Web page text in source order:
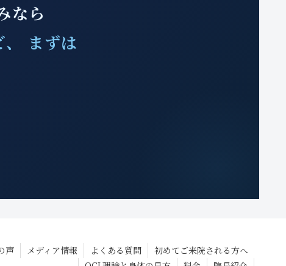
なら
まずは
声 メディア情報 よくある質問
初めてご来院される方へ